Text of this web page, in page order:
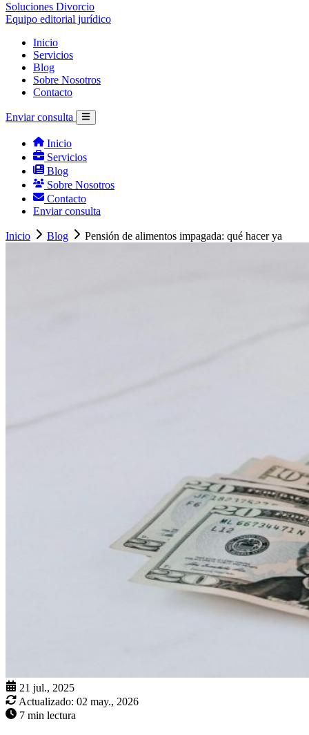
Soluciones Divorcio
Equipo editorial jurídico
Inicio
Servicios
Blog
Sobre Nosotros
Contacto
Enviar consulta
Inicio
Servicios
Blog
Sobre Nosotros
Contacto
Enviar consulta
Inicio Blog Pensión de alimentos impagada: qué hacer ya
21 jul., 2025
Actualizado: 02 may., 2026
7 min lectura